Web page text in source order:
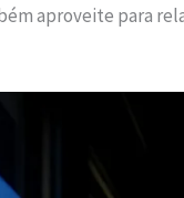
aproveite para